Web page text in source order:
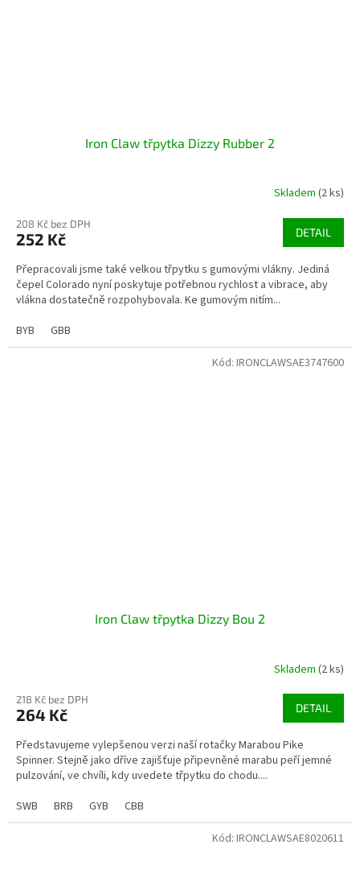
Iron Claw třpytka Dizzy Rubber 2
Skladem (2 ks)
208 Kč bez DPH
252 Kč DETAIL
Přepracovali jsme také velkou třpytku s gumovými vlákny. Jediná
čepel Colorado nyní poskytuje potřebnou rychlost a vibrace, aby
vlákna dostatečně rozpohybovala. Ke gumovým nitím...
BYB
GBB
Iron Claw třpytka Dizzy Bou 2
Skladem (2 ks)
218 Kč bez DPH
264 Kč DETAIL
Představujeme vylepšenou verzi naší rotačky Marabou Pike
Spinner. Stejně jako dříve zajišťuje připevněné marabu peří jemné
pulzování, ve chvíli, kdy uvedete třpytku do chodu....
SWB
BRB GYB CBB
Kód: IRONCLAWSAE3747600
Kód: IRONCLAWSAE8020611